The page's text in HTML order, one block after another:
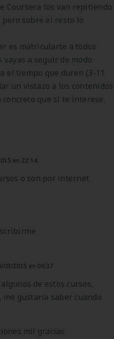
Coursera los van repitiendo
sobre el resto lo
es matricularte a todos
a seguir de modo
el tiempo que duren (3-11
un vistazo a los contenidos
que sí te interese.
en 22:14
o son por internet
03/2015 en 06:37
de estos cursos,
me gustaría saber cuando
mil gracias.